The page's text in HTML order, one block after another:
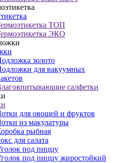
ТОП
ЭКО
золото
для вакуумных
салфетки
для овощей и фруктов
из макулатуры
рыбная
для салата
под пиццу
под пиццу жиростойкий